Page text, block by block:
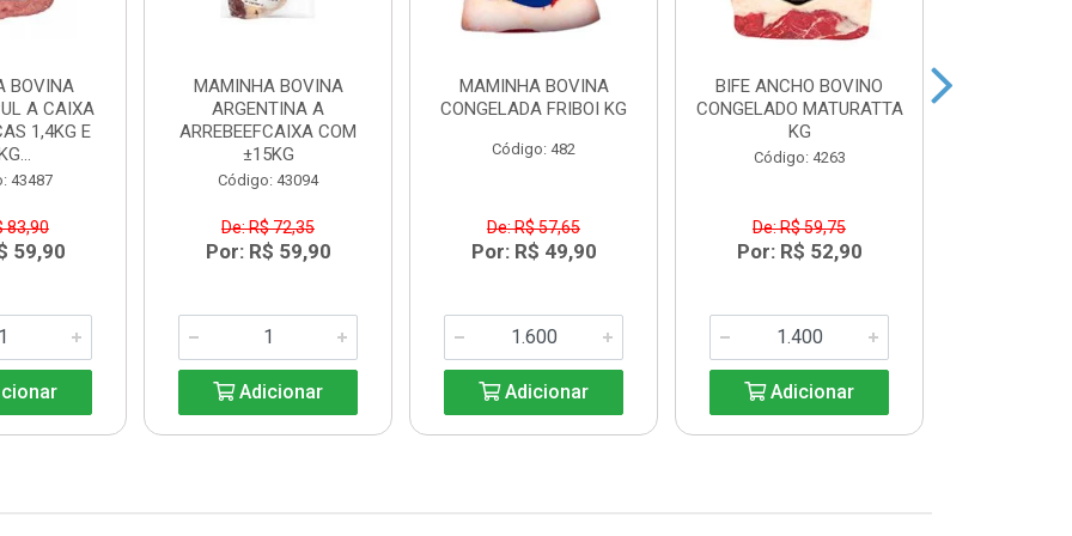
BOVINA
A CAIXA
1,4KG E
43487
83,90
59,90
MAMINHA BOVINA
ARGENTINA A
ARREBEEFCAIXA COM
±15KG
Código: 43094
De: R$ 72,35
Por: R$ 59,90
Adicionar
MAMINHA BOVINA
CONGELADA FRIBOI KG
Código: 482
De: R$ 57,65
Por: R$ 49,90
Adicionar
BIFE ANCHO BOVINO
CONGELADO MATURATTA
KG
Código: 4263
De: R$ 59,75
Por: R$ 52,90
Adicionar